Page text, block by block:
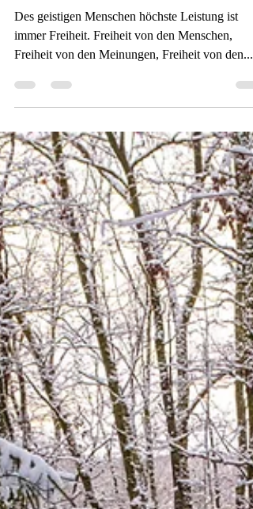
Leistungsnachweise
Des geistigen Menschen höchste Leistung ist
Freiheit von den Meinungen, Freiheit von den...